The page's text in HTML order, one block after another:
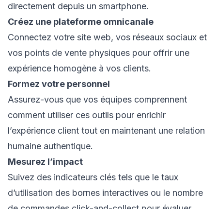
directement depuis un smartphone.
Créez une plateforme omnicanale
Connectez votre site web, vos réseaux sociaux et
vos points de vente physiques pour offrir une
expérience homogène à vos clients.
Formez votre personnel
Assurez-vous que vos équipes comprennent
comment utiliser ces outils pour enrichir
l’expérience client tout en maintenant une relation
humaine authentique.
Mesurez l’impact
Suivez des indicateurs clés tels que le taux
d’utilisation des bornes interactives ou le nombre